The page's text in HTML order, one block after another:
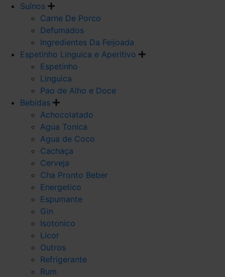
Suínos
Carne De Porco
Defumados
Ingredientes Da Feijoada
Espetinho Linguica e Aperitivo
Espetinho
Linguica
Pao de Alho e Doce
Bebidas
Achocolatado
Agua Tonica
Agua de Coco
Cachaça
Cerveja
Cha Pronto Beber
Energetico
Espumante
Gin
Isotonico
Licor
Outros
Refrigerante
Rum